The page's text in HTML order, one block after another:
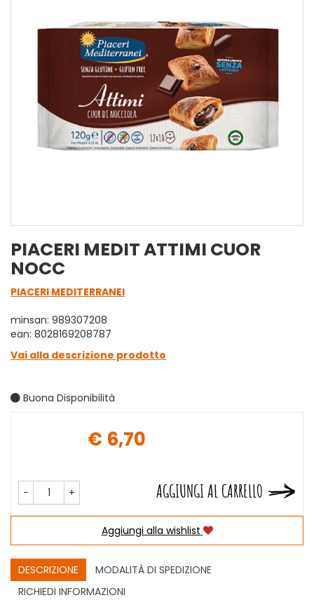
PIACERI MEDIT ATTIMI CUOR
NOCC
PIACERI MEDITERRANEI
minsan: 989307208
ean: 8028169208787
Vai alla descrizione prodotto
Buona Disponibilità
€ 6,70
- + AGGIUNGI AL CARRELLO
Aggiungi alla wishlist
DESCRIZIONE
MODALITÀ DI SPEDIZIONE
RICHIEDI INFORMAZIONI